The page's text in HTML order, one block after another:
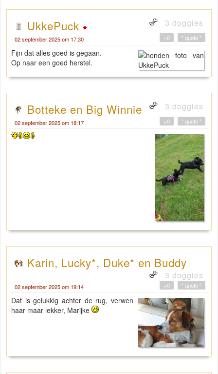
UkkePuck 3 doggies
02 september 2025 om 17:30 " quote "
+0
Fijn dat alles goed is gegaan.
Op naar een goed herstel.
Botteke en Big Winnie 3 doggies
02 september 2025 om 18:17 " quote "
+0
Karin, Lucky*, Duke* en Buddy
3 doggies
02 september 2025 om 19:14 " quote "
+0
Dat is gelukkig achter de rug, verwen
haar maar lekker, Marijke